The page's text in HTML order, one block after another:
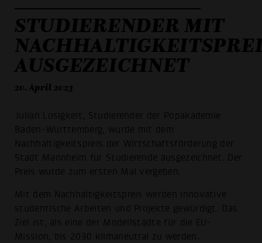
STUDIERENDER MIT
AUSGEZEICHNET
20. April 2023
Julian Losigkeit, Studierender der Popakademie
Baden-Württemberg, wurde mit dem
Nachhaltigkeitspreis der Wirtschaftsförderung der
Stadt Mannheim für Studierende ausgezeichnet. Der
Preis wurde zum ersten Mal vergeben.
Mit dem Nachhaltigkeitspreis werden innovative
studentische Arbeiten und Projekte gewürdigt. Das
Ziel ist, als eine der Modellstädte für die EU-
Mission, bis 2030 klimaneutral zu werden.